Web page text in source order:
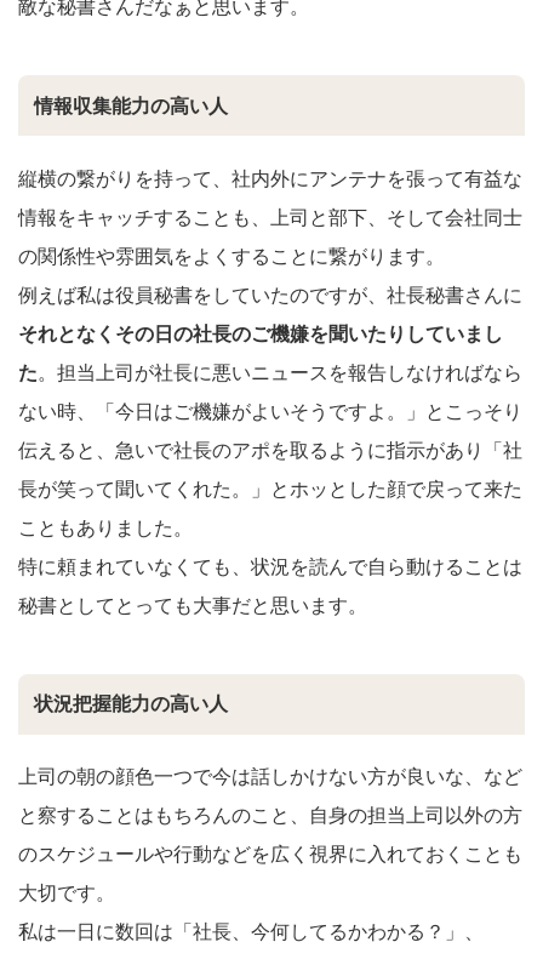
敵な秘書さんだなぁと思います。
情報収集能力の高い人
縦横の繋がりを持って、社内外にアンテナを張って有益な
情報をキャッチすることも、上司と部下、そして会社同士
の関係性や雰囲気をよくすることに繋がります。
例えば私は役員秘書をしていたのですが、社長秘書さんに
それとなくその日の社長のご機嫌を聞いたりしていまし
た。担当上司が社長に悪いニュースを報告しなければなら
ない時、「今日はご機嫌がよいそうですよ。」とこっそり
伝えると、急いで社長のアポを取るように指示があり「社
長が笑って聞いてくれた。」とホッとした顔で戻って来た
こともありました。
特に頼まれていなくても、状況を読んで自ら動けることは
秘書としてとっても大事だと思います。
状況把握能力の高い人
上司の朝の顔色一つで今は話しかけない方が良いな、など
と察することはもちろんのこと、自身の担当上司以外の方
のスケジュールや行動などを広く視界に入れておくことも
大切です。
私は一日に数回は「社長、今何してるかわかる？」、